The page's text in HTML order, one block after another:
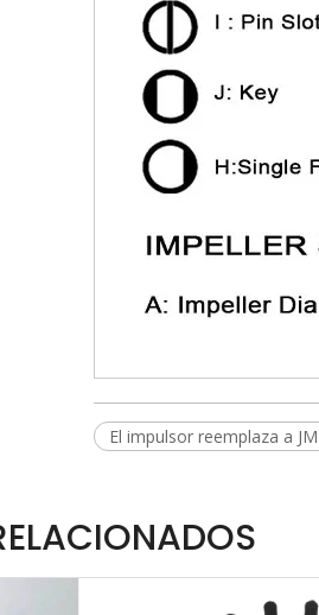
El impulsor reemplaza a